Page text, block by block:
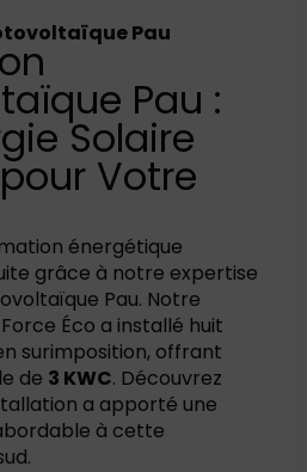
Pau
Pau :
Solaire
Votre
énergétique
grâce à notre expertise
Pau. Notre
Éco a installé huit
surimposition, offrant
de 3 KWC. Découvrez
a apporté une
à cette